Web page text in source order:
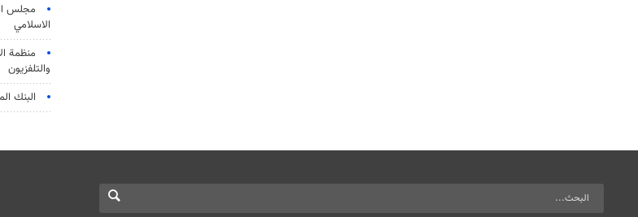
مجلس
الاسلامي
منظمة
والتلفزیون
البنك